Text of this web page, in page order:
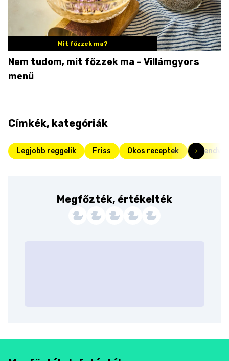
Mit főzzek ma?
Nem tudom, mit főzzek ma – Villámgyors
menü
Címkék, kategóriák
Legjobb reggelik Friss Okos receptek
Megfőzték, értékelték